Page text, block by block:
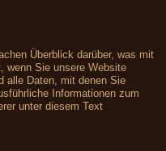
Überblick darüber, was mit
wenn Sie unsere Website
alle Daten, mit denen Sie
Informationen zum
unter diesem Text